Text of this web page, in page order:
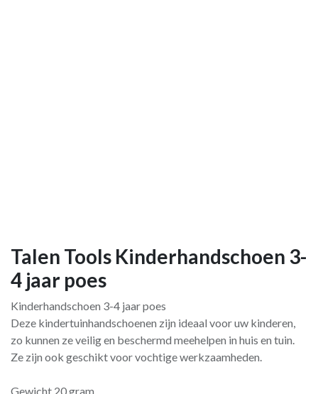
Talen Tools Kinderhandschoen 3-
4 jaar poes
Kinderhandschoen 3-4 jaar poes
Deze kindertuinhandschoenen zijn ideaal voor uw kinderen,
zo kunnen ze veilig en beschermd meehelpen in huis en tuin.
Ze zijn ook geschikt voor vochtige werkzaamheden.
Gewicht 20 gram